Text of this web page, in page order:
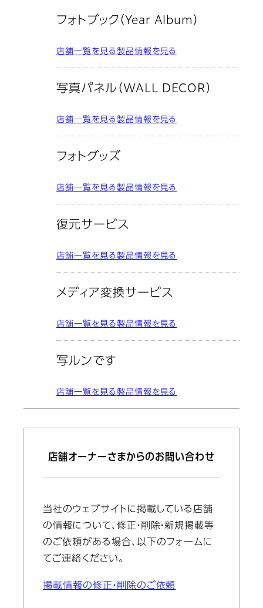
フォトブック（Year Album）
店舗一覧を見る製品情報を見る
写真パネル（WALL DECOR）
店舗一覧を見る製品情報を見る
フォトグッズ
店舗一覧を見る製品情報を見る
復元サービス
店舗一覧を見る製品情報を見る
メディア変換サービス
店舗一覧を見る製品情報を見る
写ルンです
店舗一覧を見る製品情報を見る
店舗オーナーさまからのお問い合わせ
当社のウェブサイトに掲載している店舗
の情報について、修正・削除・新規掲載等
のご依頼がある場合、以下のフォームに
てご連絡ください。
掲載情報の修正・削除のご依頼